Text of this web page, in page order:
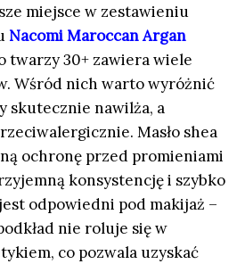
miejsce w zestawieniu
Nacomi Maroccan Argan
twarzy 30+ zawiera wiele
Wśród nich warto wyróżnić
skutecznie nawilża, a
Masło shea
ochronę przed promieniami
konsystencję i szybko
odpowiedni pod makijaż –
nie roluje się w
co pozwala uzyskać